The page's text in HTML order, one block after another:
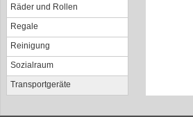
Räder und Rollen
Regale
Reinigung
Sozialraum
Transportgeräte